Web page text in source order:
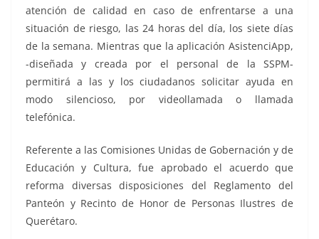
atención de calidad en caso de enfrentarse a una
situación de riesgo, las 24 horas del día, los siete días
de la semana. Mientras que la aplicación AsistenciApp,
-diseñada y creada por el personal de la SSPM-
permitirá a las y los ciudadanos solicitar ayuda en
modo silencioso, por videollamada o llamada
telefónica.
Referente a las Comisiones Unidas de Gobernación y de
Educación y Cultura, fue aprobado el acuerdo que
reforma diversas disposiciones del Reglamento del
Panteón y Recinto de Honor de Personas Ilustres de
Querétaro.